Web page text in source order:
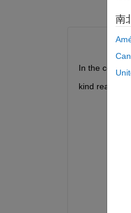
In the code
kind reagrds
南